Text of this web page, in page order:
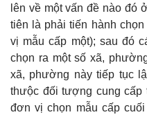
lên về một vấn đề nào đó
tiên là phải tiến hành
vị mẫu cấp một); sau đó
chọn ra một số xã,
xã, phường này tiếp tục
thưộc đối tượng cung cấp
đơn vị chọn mẫu cấp